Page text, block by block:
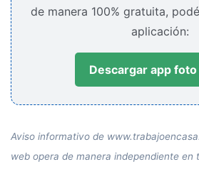
de manera 100% gratuita,
aplicación:
Descargar app foto
Aviso informativo de
web opera de manera independiente en